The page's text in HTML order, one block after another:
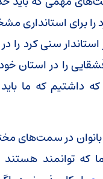
را برای استانداری
سنی کرد را
را در استان
داشتیم که ما
در سمت‌های
ما که توانمند